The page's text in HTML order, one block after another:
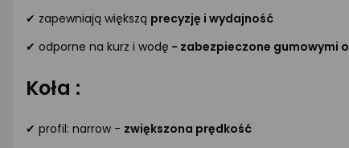
✔ zapewniają większą precyzję i wydajność
✔ odporne na kurz i wodę - zabezpieczone gumowymi
Koła :
✔ profil: narrow - zwiększona prędkość